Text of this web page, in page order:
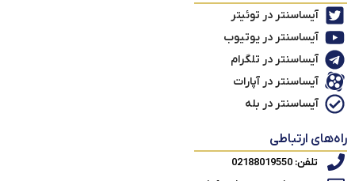
آیساسنتر در توئیتر
آیساسنتر در یوتیوب
آیساسنتر در تلگرام
آیساسنتر در آپارات
آیساسنتر در بله
راه‌های ارتباطی
تلفن: 02188019550